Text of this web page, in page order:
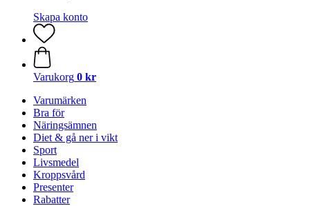
Skapa konto
Varukorg 0 kr
Varumärken
Bra för
Näringsämnen
Diet & gå ner i vikt
Sport
Livsmedel
Kroppsvård
Presenter
Rabatter